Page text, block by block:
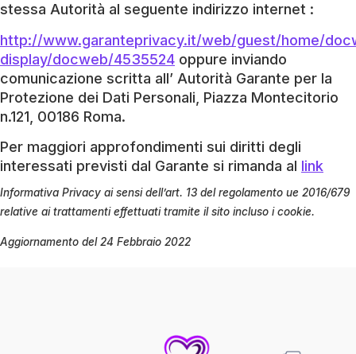
stessa Autorità al seguente indirizzo internet :
http://www.garanteprivacy.it/web/guest/home/
display/docweb/4535524 oppure inviando
comunicazione scritta all’ Autorità Garante per la
Protezione dei Dati Personali, Piazza Montecitorio
n.121, 00186 Roma.
Per maggiori approfondimenti sui diritti degli
interessati previsti dal Garante si rimanda al link
Informativa Privacy ai sensi dell’art. 13 del regolamento ue 2016/679
relative ai trattamenti effettuati tramite il sito incluso i cookie.
Aggiornamento del 24 Febbraio 2022